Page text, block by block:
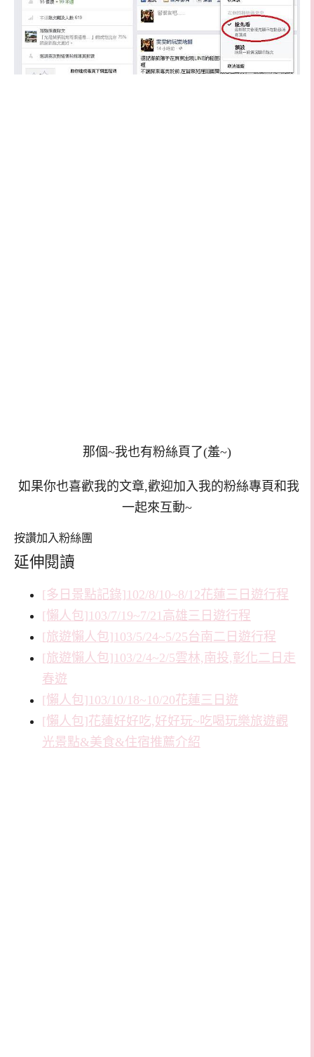
那個~我也有粉絲頁了(羞~)
如果你也喜歡我的文章,歡迎加入我的粉絲專頁和我
一起來互動~
按讚加入粉絲團
延伸閱讀
[多日景點記錄]102/8/10~8/12花蓮三日遊行程
[懶人包]103/7/19~7/21高雄三日遊行程
[旅遊懶人包]103/5/24~5/25台南二日遊行程
[旅遊懶人包]103/2/4~2/5雲林,南投,彰化二日走
春遊
[懶人包]103/10/18~10/20花蓮三日遊
[懶人包]花蓮好好吃,好好玩~吃喝玩樂旅遊觀
光景點&美食&住宿推薦介紹